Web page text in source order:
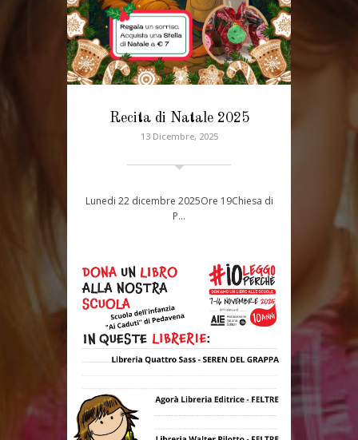
Recita di Natale 2025
13 Dicembre, 2025
Lunedi 22 dicembre 2025Ore 19Chiesa di
P…